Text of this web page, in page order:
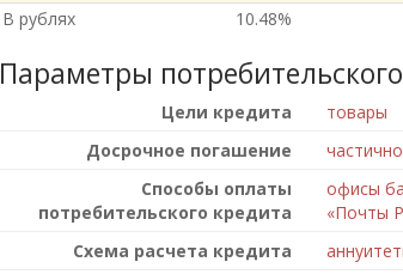
В рублях
10.48%
Параметры
Цели кредита
товары
Досрочное погашение
Способы оплаты
потребительского кредита
офисы
«Почты
Схема расчета кредита